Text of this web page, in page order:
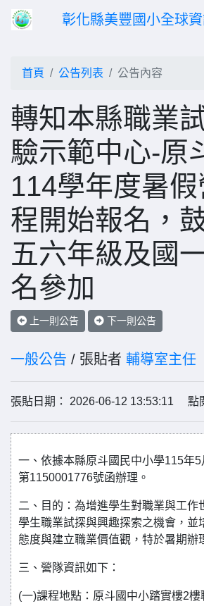
彰化縣美豐國小全球資
首頁 公告列表 公告內容
轉知本縣職業
驗示範中心-原
114學年度暑
程開始報名，
五六年級及國
名參加
上一則公告 下一則公告
一般公告 / 張貼者 輔導室主任
張貼日期： 2026-06-12 13:53:11 點
一、依據本縣原斗國民中小學115年
第1150001776號函辦理。
二、目的：為增進學生對職業與工作
學生職業試探與興趣探索之機會，並
態度與建立職業價值觀，特於暑期辦
三、營隊資訊如下：
(一)課程地點：原斗國中小踏實樓2樓